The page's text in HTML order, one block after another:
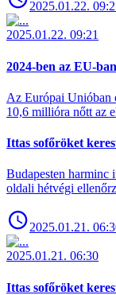
2025.01.22.
2025.01.22. 09:21
2024-ben az EU-
Az Európai Unióban
10,6 millióra nőtt az
Ittas sofőröket
Budapesten harminc
oldali hétvégi
2025.01.21.
2025.01.21. 06:30
Ittas sofőröket